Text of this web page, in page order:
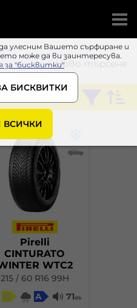
улесним Вашето сърфиране и
може да ви заинтересува.
за "бисквитки"
БИСКВИТКИ
ВСИЧКИ
Ново търсене
Pirelli
CINTURATO
WTC2
215 / 60 R16 99H
C
A 71db